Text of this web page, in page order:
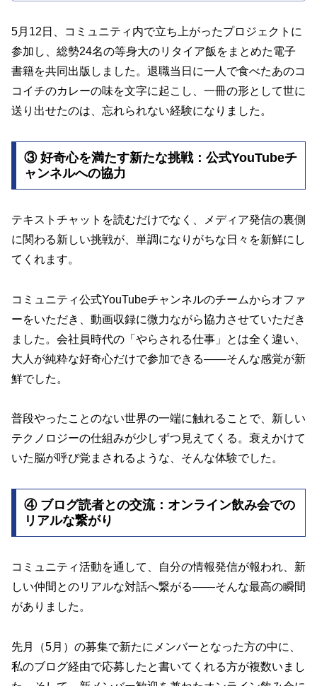
5月12日、コミュニティ内で立ち上がったプロジェクトに
参加し、総勢24名の等身大のリタイア飯をまとめた電子
書籍を共同出版しました。退職当日に一人で食べたあのコ
コイチのカレーの味を文字に起こし、一冊の形として世に
送り出せたのは、忘れられない経験になりました。
③ 好奇心を満たす新たな挑戦：公式YouTubeチ
ャンネルへの協力
テキストチャットを読むだけでなく、メディア発信の裏側
に関わる新しい挑戦が、単調になりがちな日々を新鮮にし
てくれます。
コミュニティ公式YouTubeチャンネルのチームからオファ
ーをいただき、動画収録に微力ながら協力させていただき
ました。会社員時代の「やらされる仕事」とは全く違い、
大人が純粋な好奇心だけで参加できる——そんな感覚が新
鮮でした。
普段やったことのない世界の一端に触れることで、新しい
テクノロジーの仕組みが少しずつ見えてくる。衰えかけて
いた脳が呼び覚まされるような、そんな体験でした。
④ ブログ読者との交流：オンライン飲み会での
リアルな繋がり
コミュニティ活動を通して、自分の情報発信が報われ、新
しい仲間とのリアルな対話へ繋がる——そんな最高の瞬間
がありました。
先月（5月）の募集で新たにメンバーとなった方の中に、
私のブログ経由で応募したと書いてくれる方が複数いまし